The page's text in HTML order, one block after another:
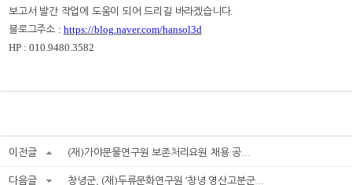
보고서 발간 작업에 도움이 되어 드리길 바라겠습니다.
블로그주소 : https://blog.naver.com/hansol3d
HP : 010.9480.3582
이전글 (재)가야문물연구원 보존처리요원 채용 공...
다음글 창녕군, (재)두류문화연구원 ‘창녕 영산고분군...